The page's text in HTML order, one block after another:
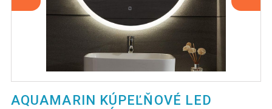
AQUAMARIN KÚPEĽŇOVÉ LED